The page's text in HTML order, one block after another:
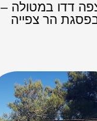
דדו במטולה –
הר צפייה